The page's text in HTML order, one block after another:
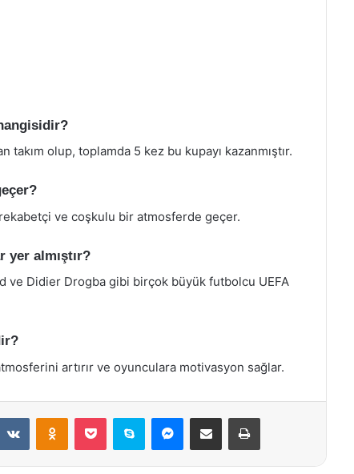
takım olup, toplamda 5 kez bu kupayı kazanmıştır.
ve coşkulu bir atmosferde geçer.
yer almıştır?
ve Didier Drogba gibi birçok büyük futbolcu UEFA
artırır ve oyunculara motivasyon sağlar.
VKontakteOdnoklassniki
Pocket Skype Messenger
E-Posta ile paylaş Yazdır